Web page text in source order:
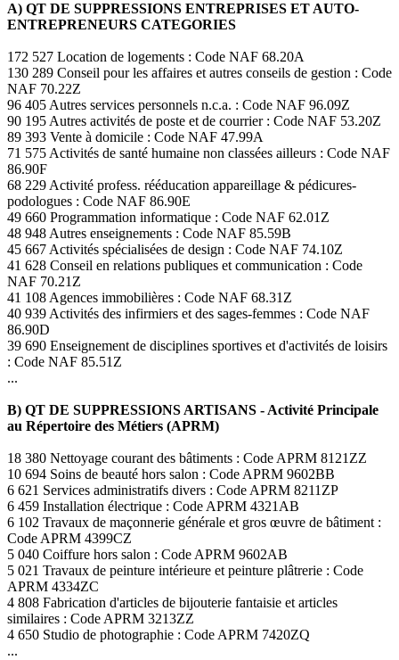
A) QT DE SUPPRESSIONS ENTREPRISES ET AUTO-
ENTREPRENEURS CATEGORIES
172 527 Location de logements : Code NAF 68.20A
130 289 Conseil pour les affaires et autres conseils de gestion : Code
NAF 70.22Z
96 405 Autres services personnels n.c.a. : Code NAF 96.09Z
90 195 Autres activités de poste et de courrier : Code NAF 53.20Z
89 393 Vente à domicile : Code NAF 47.99A
71 575 Activités de santé humaine non classées ailleurs : Code NAF
86.90F
68 229 Activité profess. rééducation appareillage & pédicures-
podologues : Code NAF 86.90E
49 660 Programmation informatique : Code NAF 62.01Z
48 948 Autres enseignements : Code NAF 85.59B
45 667 Activités spécialisées de design : Code NAF 74.10Z
41 628 Conseil en relations publiques et communication : Code
NAF 70.21Z
41 108 Agences immobilières : Code NAF 68.31Z
40 939 Activités des infirmiers et des sages-femmes : Code NAF
86.90D
39 690 Enseignement de disciplines sportives et d'activités de loisirs
: Code NAF 85.51Z
...
B) QT DE SUPPRESSIONS ARTISANS - Activité Principale
au Répertoire des Métiers (APRM)
18 380 Nettoyage courant des bâtiments : Code APRM 8121ZZ
10 694 Soins de beauté hors salon : Code APRM 9602BB
6 621 Services administratifs divers : Code APRM 8211ZP
6 459 Installation électrique : Code APRM 4321AB
6 102 Travaux de maçonnerie générale et gros œuvre de bâtiment :
Code APRM 4399CZ
5 040 Coiffure hors salon : Code APRM 9602AB
5 021 Travaux de peinture intérieure et peinture plâtrerie : Code
APRM 4334ZC
4 808 Fabrication d'articles de bijouterie fantaisie et articles
similaires : Code APRM 3213ZZ
4 650 Studio de photographie : Code APRM 7420ZQ
...